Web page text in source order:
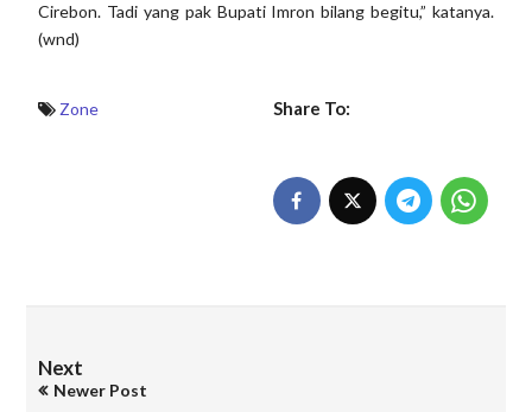
Cirebon. Tadi yang pak Bupati Imron bilang begitu,” katanya.
(wnd)
Zone Share To:
Next
Newer Post